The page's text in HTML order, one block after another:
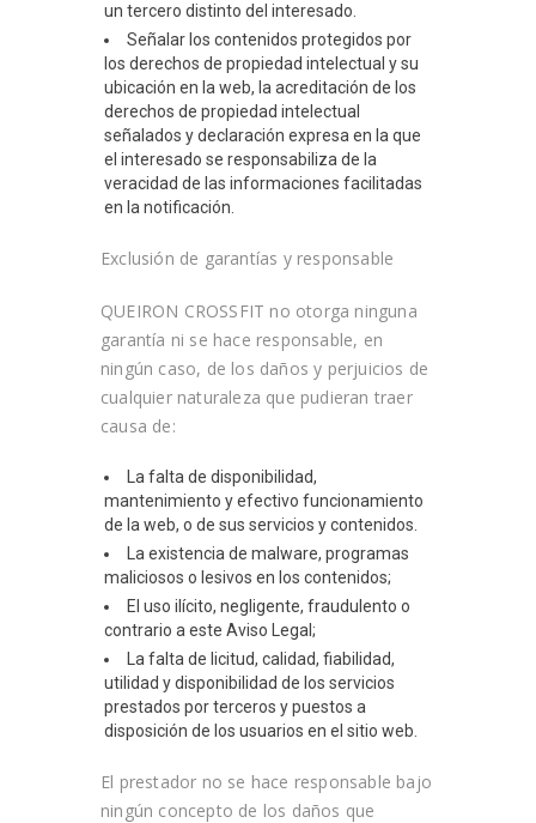
un tercero distinto del interesado.
Señalar los contenidos protegidos por
los derechos de propiedad intelectual y su
ubicación en la web, la acreditación de los
derechos de propiedad intelectual
señalados y declaración expresa en la que
el interesado se responsabiliza de la
veracidad de las informaciones facilitadas
en la notificación.
Exclusión de garantías y responsable
QUEIRON CROSSFIT no otorga ninguna
garantía ni se hace responsable, en
ningún caso, de los daños y perjuicios de
cualquier naturaleza que pudieran traer
causa de:
La falta de disponibilidad,
mantenimiento y efectivo funcionamiento
de la web, o de sus servicios y contenidos.
La existencia de malware, programas
maliciosos o lesivos en los contenidos;
El uso ilícito, negligente, fraudulento o
contrario a este Aviso Legal;
La falta de licitud, calidad, fiabilidad,
utilidad y disponibilidad de los servicios
prestados por terceros y puestos a
disposición de los usuarios en el sitio web.
El prestador no se hace responsable bajo
ningún concepto de los daños que